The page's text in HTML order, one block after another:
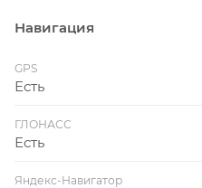
Навигация
GPS
Есть
ГЛОНАСС
Есть
Яндекс-Навигатор